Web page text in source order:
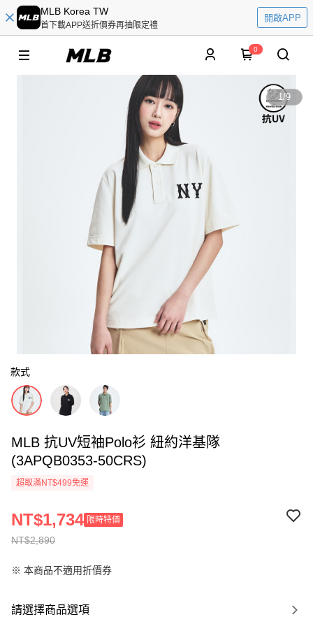
MLB Korea TW
首下載APP送折價券再抽限定禮
開啟APP
0
1/9
款式
MLB 抗UV短袖Polo衫 紐約洋基隊
(3APQB0353-50CRS)
超取滿NT$499免運
NT$2,890
NT$1,734 限時特價
※ 本商品不適用折價券
請選擇商品選項